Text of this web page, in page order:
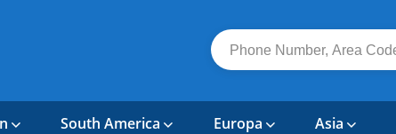
South America Europa Asia